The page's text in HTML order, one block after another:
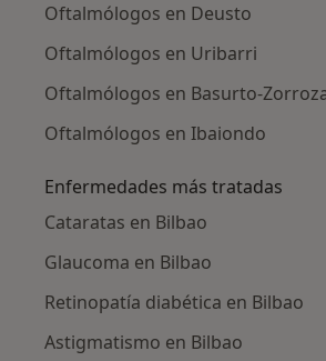
Oftalmólogos en Deusto
Oftalmólogos en Uribarri
Oftalmólogos en Basurto-
Oftalmólogos en Ibaiondo
Enfermedades más tratadas
Cataratas en Bilbao
Glaucoma en Bilbao
Retinopatía diabética en Bilbao
Astigmatismo en Bilbao